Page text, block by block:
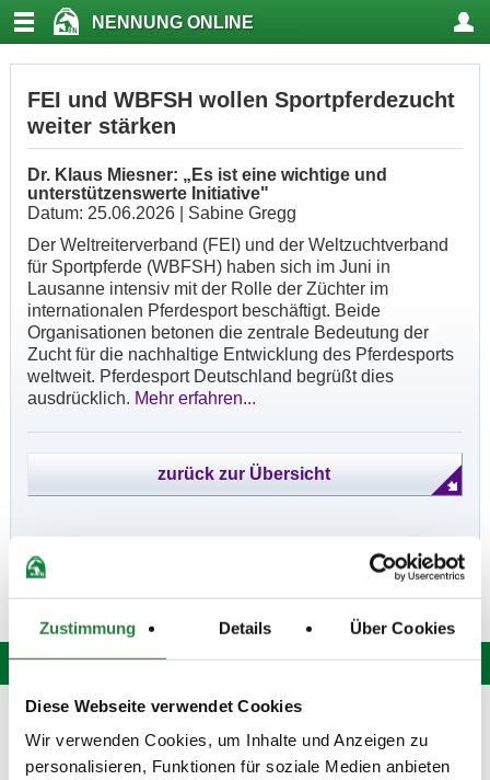
Zustimmung Details Über Cookies
Diese Webseite verwendet Cookies
Wir verwenden Cookies, um Inhalte und Anzeigen zu
personalisieren, Funktionen für soziale Medien anbieten
NENNUNG ONLINE
FEI und WBFSH wollen Sportpferdezucht
weiter stärken
Dr. Klaus Miesner: „Es ist eine wichtige und
unterstützenswerte Initiative"
Datum: 25.06.2026 | Sabine Gregg
Der Weltreiterverband (FEI) und der Weltzuchtverband
für Sportpferde (WBFSH) haben sich im Juni in
Lausanne intensiv mit der Rolle der Züchter im
internationalen Pferdesport beschäftigt. Beide
Organisationen betonen die zentrale Bedeutung der
Zucht für die nachhaltige Entwicklung des Pferdesports
weltweit. Pferdesport Deutschland begrüßt dies
ausdrücklich. Mehr erfahren...
Hotline: 0 900 / 18 12 345
(Festnetzpreis: 0,69 Euro / Min.)*
Mo. bis Fr. von 9:00 bis 20:00 Uhr